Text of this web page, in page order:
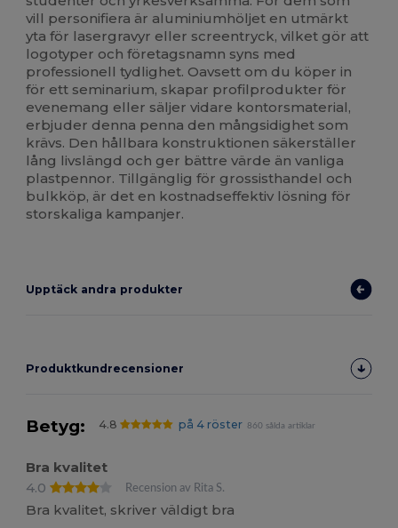
vill personifiera är aluminiumhöljet en utmärkt
yta för lasergravyr eller screentryck, vilket gör att
logotyper och företagsnamn syns med
professionell tydlighet. Oavsett om du köper in
för ett seminarium, skapar profilprodukter för
evenemang eller säljer vidare kontorsmaterial,
erbjuder denna penna den mångsidighet som
krävs. Den hållbara konstruktionen säkerställer
lång livslängd och ger bättre värde än vanliga
plastpennor. Tillgänglig för grossisthandel och
bulkköp, är det en kostnadseffektiv lösning för
storskaliga kampanjer.
Upptäck andra produkter
Produktkundrecensioner
Betyg: 4.8 på 4 röster 860 sålda artiklar
Bra kvalitet
4.0
Recension av Rita S.
Bra kvalitet, skriver väldigt bra